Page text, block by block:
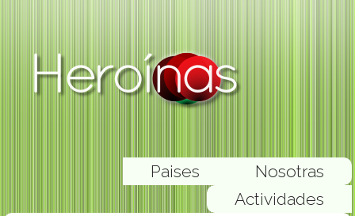
Nosotras
Paises
Actividades